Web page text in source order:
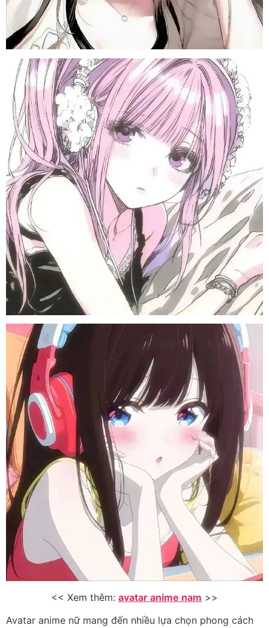
<< Xem thêm: avatar anime nam >>
Avatar anime nữ mang đến nhiều lựa chọn phong cách